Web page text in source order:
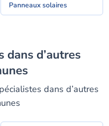
Panneaux solaires
dans d’autres